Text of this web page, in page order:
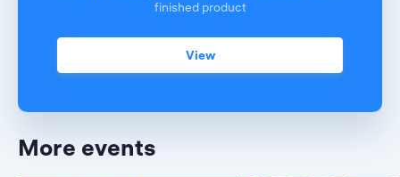
finished product
View
More events